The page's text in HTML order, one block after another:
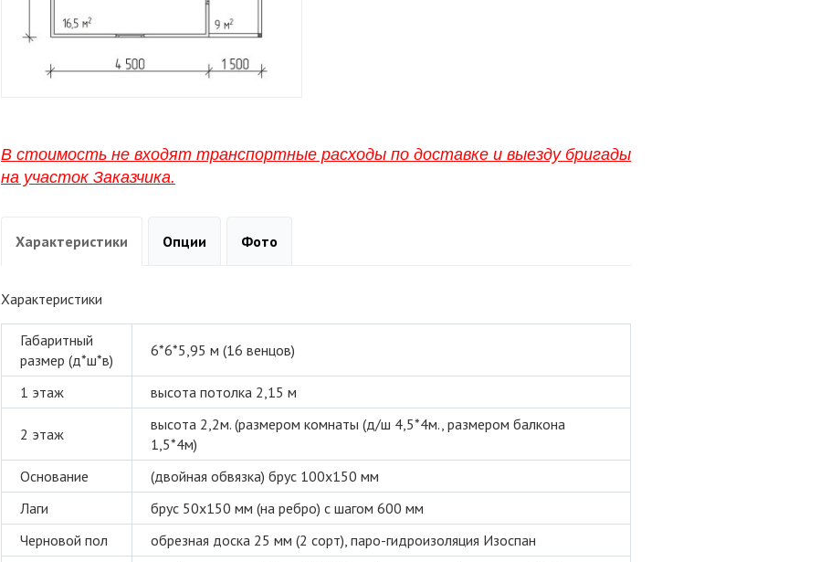
В стоимость не входят транспортные расходы по доставке и выезду бригады
на участок Заказчика.
Характеристики Опции Фото
Характеристики
Габаритный
размер (д*ш*в)
6*6*5,95 м (16 венцов)
1 этаж высота потолка 2,15 м
2 этаж
высота 2,2м. (размером комнаты (д/ш 4,5*4м., размером балкона
1,5*4м)
Основание
(двойная обвязка) брус 100х150 мм
Лаги
брус 50х150 мм (на ребро) с шагом 600 мм
Черновой пол
обрезная доска 25 мм (2 сорт), паро-гидроизоляция Изоспан